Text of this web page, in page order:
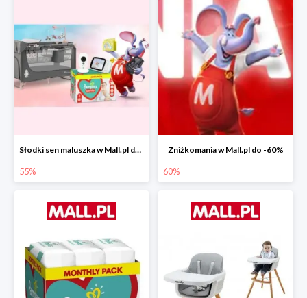
Słodki sen maluszka w Mall.pl do -55%
55%
Zniżkomania w Mall.pl do -60%
60%